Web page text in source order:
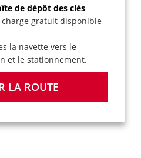
de dépôt des clés
gratuit disponible
la navette vers le
et le stationnement.
LA ROUTE